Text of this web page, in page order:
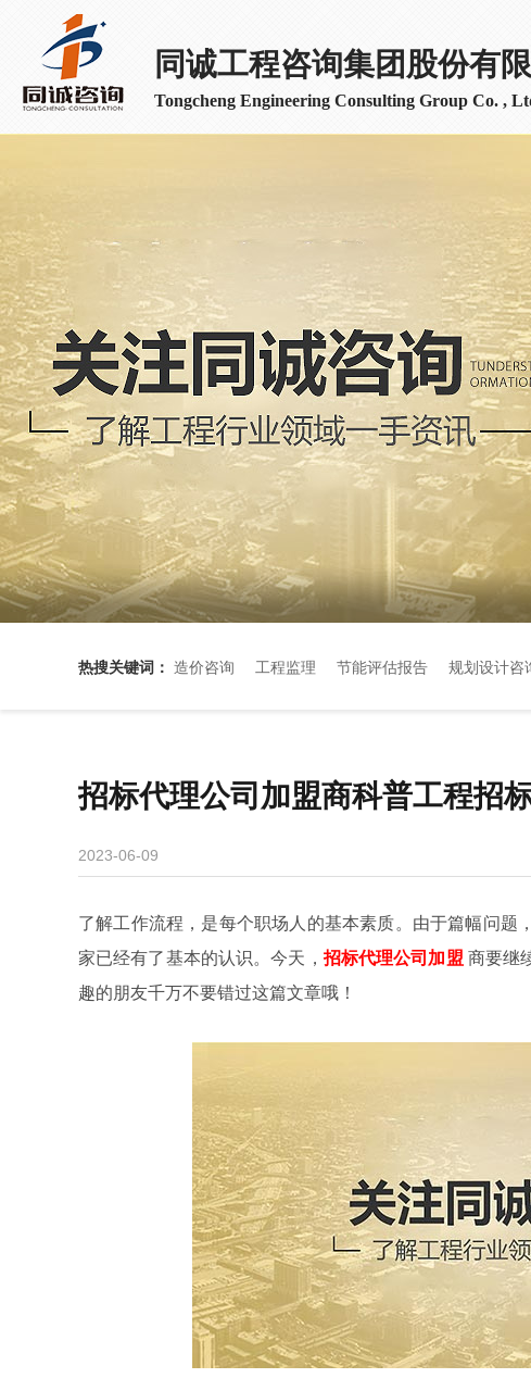
同诚工程咨询集团股份有
Tongcheng Engineering Consulting Group Co. ,
热搜关键词： 造价咨询 工程监理 节能评估报告 规划设计咨
招标代理公司加盟商科普工程招
2023-06-09
了解工作流程，是每个职场人的基本素质。由于篇幅问
家已经有了基本的认识。今天， 招标代理公司加盟 商要继
趣的朋友千万不要错过这篇文章哦！